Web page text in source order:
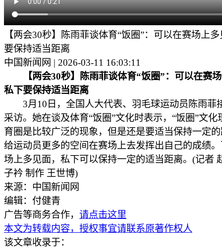
【两会30秒】陈雨菲谈体育“饭圈”：可以在赛场上
要保持适当距离
中国新闻网 | 2026-03-11 16:03:11
【两会30秒】陈雨菲谈体育“饭圈”：可以在赛
私下要保持适当距离
3月10日，全国人大代表、羽毛球运动员陈雨菲
采访。她在谈及体育“饭圈”文化时表示，“饭圈”文化
育圈是比较广泛的现象，但是还是要适当保持一定
给运动员更多的空间在赛场上去发挥出自己的成绩
场上多见面，私下可以保持一定的适当距离。(记者
子衿 制作 王世博)
来源：中国新闻网
编辑：付健青
广告等商务合作， 请点击这里
本文为转载内容，授权事宜请联系原著作权人
该文章收录于：